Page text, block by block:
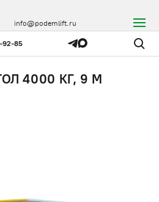
92-85
info@podemlift.ru
4000 КГ, 9 М